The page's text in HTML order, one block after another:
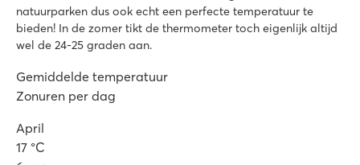
natuurparken dus ook echt een perfecte temperatuur te
bieden! In de zomer tikt de thermometer toch eigenlijk altijd
wel de 24-25 graden aan.
Gemiddelde temperatuur
Zonuren per dag
April
17 °C